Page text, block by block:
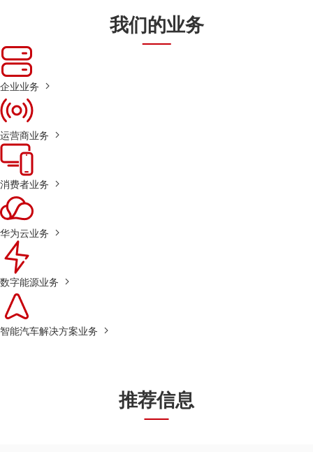
我们的业务
企业业务
运营商业务
消费者业务
华为云业务
数字能源业务
智能汽车解决方案业务
推荐信息